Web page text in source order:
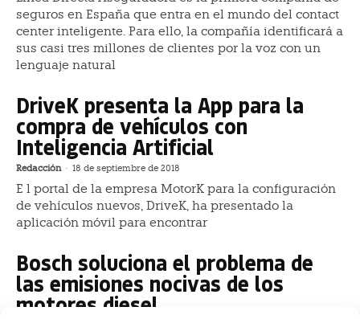
seguros en España que entra en el mundo del contact
center inteligente. Para ello, la compañía identificará a
sus casi tres millones de clientes por la voz con un
lenguaje natural
DriveK presenta la App para la
compra de vehículos con
Inteligencia Artificial
Redacción - 18 de septiembre de 2018
E l portal de la empresa MotorK para la configuración
de vehículos nuevos, DriveK, ha presentado la
aplicación móvil para encontrar
Bosch soluciona el problema de
las emisiones nocivas de los
motores diesel